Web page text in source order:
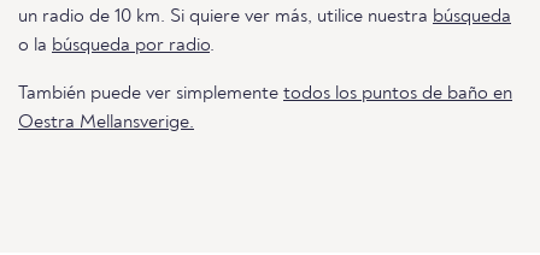
un radio de 10 km. Si quiere ver más, utilice nuestra búsqueda
o la búsqueda por radio.
También puede ver simplemente todos los puntos de baño en
Oestra Mellansverige.